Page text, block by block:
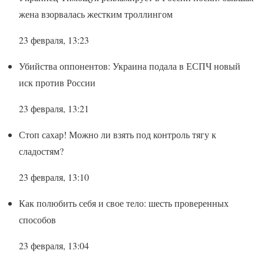
жена взорвалась жестким троллингом
23 февраля, 13:23
Убийства оппонентов: Украина подала в ЕСПЧ новый
иск против России
23 февраля, 13:21
Стоп сахар! Можно ли взять под контроль тягу к
сладостям?
23 февраля, 13:10
Как полюбить себя и свое тело: шесть проверенных
способов
23 февраля, 13:04